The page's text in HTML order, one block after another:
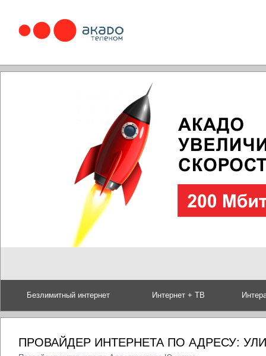
Безлимитный интернет Интернет + ТВ
ПРОВАЙДЕР ИНТЕРНЕТА ПО АДРЕСУ: